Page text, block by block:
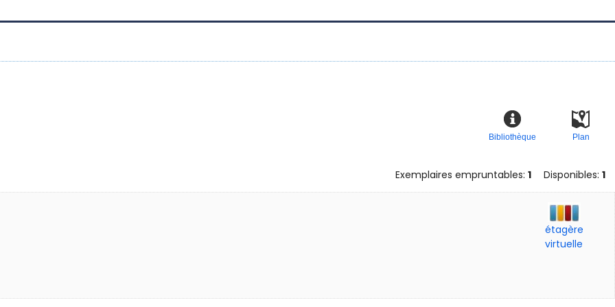
Plan
Bibliothèque
Exemplaires empruntables: 1 Disponibles: 1
étagère
virtuelle